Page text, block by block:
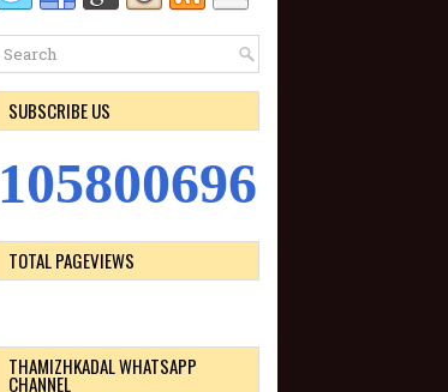
SUBSCRIBE US
105800696
TOTAL PAGEVIEWS
THAMIZHKADAL WHATSAPP
CHANNEL